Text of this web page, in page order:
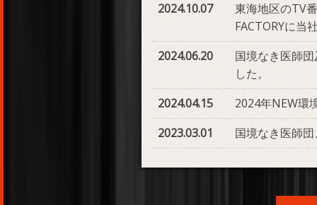
2024.10.07
東海地区の
FACTORYに当
2024.06.20
国境なき医師
した。
2024.04.15
2024年NEW環
2023.03.01
国境なき医師